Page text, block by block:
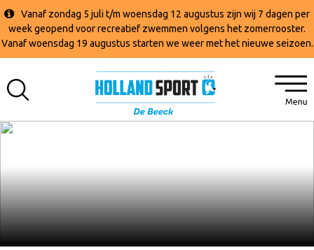
Vanaf zondag 5 juli t/m woensdag 12 augustus zijn wij 7 dagen per
week geopend voor recreatief zwemmen volgens het zomerrooster.
Vanaf woensdag 19 augustus starten we weer met het nieuwe seizoen.